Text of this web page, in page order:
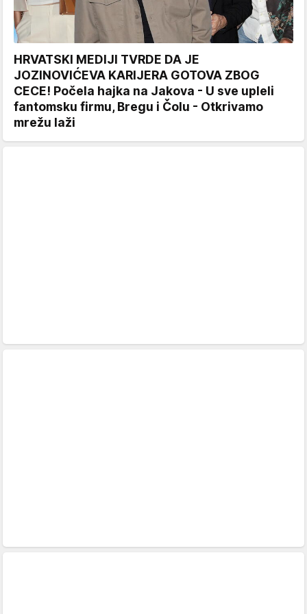
HRVATSKI MEDIJI TVRDE DA JE
JOZINOVIĆEVA KARIJERA GOTOVA ZBOG
CECE! Počela hajka na Jakova - U sve upleli
fantomsku firmu, Bregu i Čolu - Otkrivamo
mrežu laži